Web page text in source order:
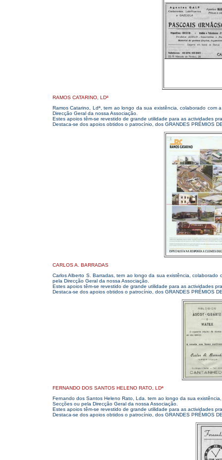
RAMOS CATARINO, LDª
Ramos Catarino, Ldª, tem ao longo da sua existência, colaborado
Direcção Geral da nossa Associação.
Estes apoios têm-se revestido de grande utilidade para as actividades
Destaca-se dos apoios obtidos o patrocínio, dos GRANDES PRÉMIOS
CARLOS A. BARRADAS
Carlos Alberto S. Barradas, tem ao longo da sua existência,
pela Direcção Geral da nossa Associação.
Estes apoios têm-se revestido de grande utilidade para as actividades
Destaca-se dos apoios obtidos o patrocínio, dos GRANDES PRÉMIOS
FERNANDO DOS SANTOS HELENO RATO, LDª
Fernando dos Santos Heleno Rato, Lda. tem ao longo da sua
Secções ou pela Direcção Geral da nossa Associação.
Estes apoios têm-se revestido de grande utilidade para as actividades
Destaca-se dos apoios obtidos o patrocínio, dos GRANDES PRÉMIOS